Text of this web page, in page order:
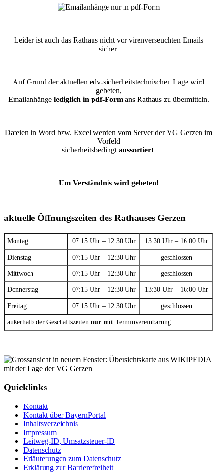
Leider ist auch das Rathaus nicht vor virenverseuchten Emails
sicher.
Auf Grund der aktuellen edv-sicherheitstechnischen Lage wird
gebeten,
Emailanhänge lediglich in pdf-Formans Rathaus zu übermitteln.
Dateien in Word bzw. Excel werden vom Server der VG Gerzen im
Vorfeld
sicherheitsbedingt aussortiert.
Um Verständnis wird gebeten!
aktuelle Öffnungszeiten des Rathauses Gerzen
Montag 07:15 Uhr – 12:30 Uhr 13:30 Uhr – 16:00 Uhr
Dienstag 07:15 Uhr – 12:30 Uhr geschlossen
Mittwoch 07:15 Uhr – 12:30 Uhr geschlossen
Donnerstag 07:15 Uhr – 12:30 Uhr 13:30 Uhr – 16:00 Uhr
Freitag 07:15 Uhr – 12:30 Uhr geschlossen
außerhalb der Geschäftszeiten nur mit Terminvereinbarung
Quicklinks
Kontakt
Kontakt über BayernPortal
Inhaltsverzeichnis
Impressum
Leitweg-ID, Umsatzsteuer-ID
Datenschutz
Erläuterungen zum Datenschutz
Erklärung zur Barrierefreiheit